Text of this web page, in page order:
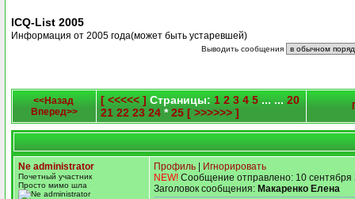
ICQ-List 2005
Информация от 2005 года(может быть устаревшей)
Выводить сообщения
<<Назад
Вперед>>
[ <<<<< ] Страницы: 1 2 3 4 5 ... ... 20
21 22 23 24 *25 [ >>>>>> ]
Ne administrator
Почетный участник
Просто мимо шла
Профиль
Игнорировать
NEW! Сообщение отправлено: 10 сентября
Заголовок сообщения: Макаренко Елена